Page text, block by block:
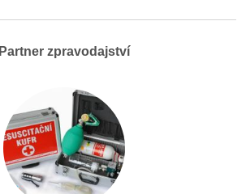
Partner zpravodajství